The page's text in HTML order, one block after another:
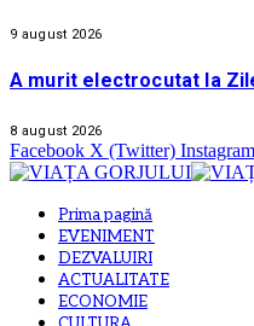
9 august 2026
A murit electrocutat la
8 august 2026
Facebook X (Twitter) Instagram
Prima pagină
EVENIMENT
DEZVALUIRI
ACTUALITATE
ECONOMIE